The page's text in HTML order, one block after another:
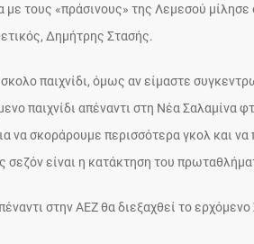
με τους «πράσινους» της Λεμεσού
Δημήτρης Στασής.
παιχνίδι, όμως αν είμαστε
παιχνίδι απέναντι στη Νέα Σαλαμίνα
να σκοράρουμε περισσότερα γκολ και
σεζόν είναι η κατάκτηση του
στην ΑΕΖ θα διεξαχθεί το